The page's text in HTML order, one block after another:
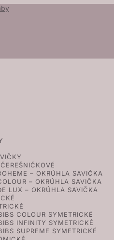
– OKRÚHLA SAVIČKA
– OKRÚHLA SAVIČKA
LUX – OKRÚHLA SAVIČKA
COLOUR SYMETRICKÉ
INFINITY SYMETRICKÉ
SUPREME SYMETRICKÉ